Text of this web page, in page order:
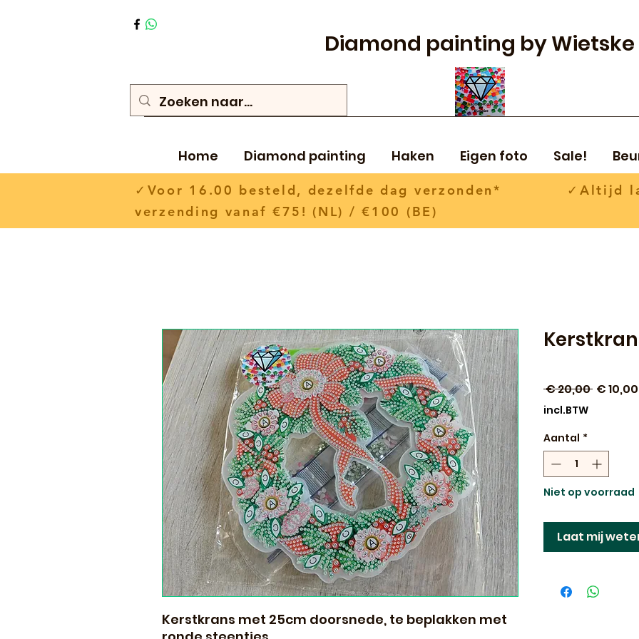
Diamond painting by Wietske
Home Diamond painting Haken Eigen foto Sale!
✓Voor 16.00 besteld, dezelfde dag verzonden* ✓Altijd
verzending vanaf €75! (NL) / €100 (BE)
Kerstkrans met 25cm doorsnede, te beplakken met
€ 20,00 Normale
€ 10,00
incl.BTW
Aantal *
Niet op voorraad
Laat mij